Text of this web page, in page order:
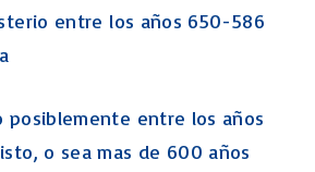
entre los años 650-586
posiblemente entre los años
o sea mas de 600 años